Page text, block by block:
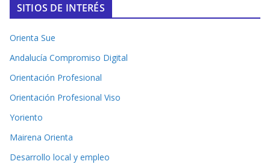
SITIOS DE INTERÉS
Orienta Sue
Andalucía Compromiso Digital
Orientación Profesional
Orientación Profesional Viso
Yoriento
Mairena Orienta
Desarrollo local y empleo